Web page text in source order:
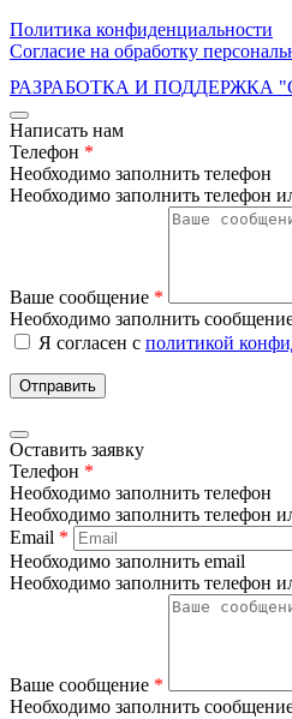
Политика конфиденциальности
Согласие на обработку
РАЗРАБОТКА И ПОДДЕРЖКА
Написать нам
Телефон *
Необходимо заполнить телефон
Необходимо заполнить телефон
Ваше сообщение *
Необходимо заполнить
Я согласен с политикой
Отправить
Оставить заявку
Телефон *
Необходимо заполнить телефон
Необходимо заполнить телефон
Email *
Необходимо заполнить email
Необходимо заполнить телефон
Ваше сообщение *
Необходимо заполнить